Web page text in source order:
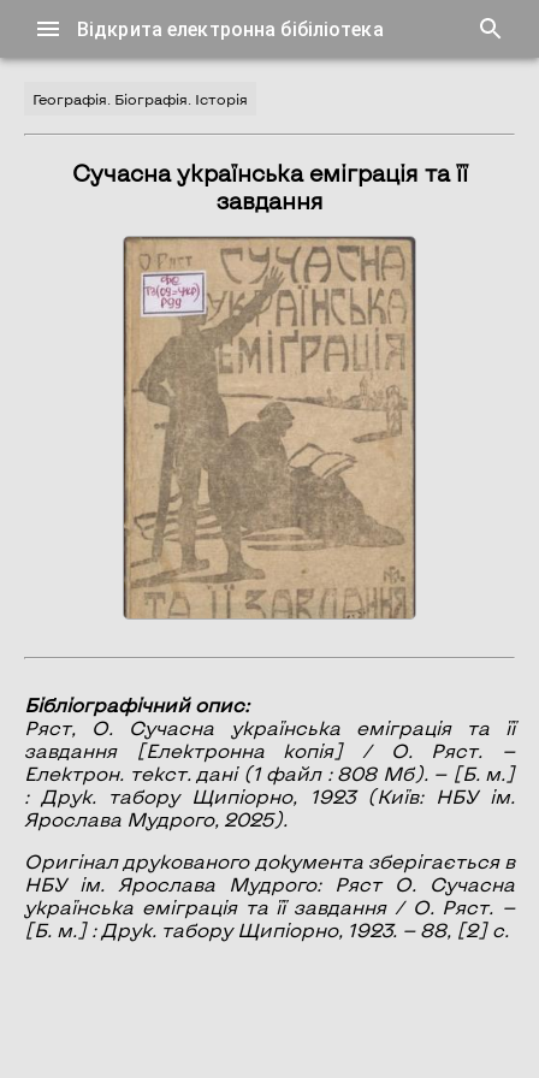
Відкрита електронна бібіліотека
Географія. Біографія. Історія
Сучасна українська еміграція та її
завдання
Бібліографічний опис:
Ряст, О. Сучасна українська еміграція та її
завдання[Електронна копія] / О. Ряст. —
Електрон. текст. дані (1 файл : 808 Мб). — [Б. м.]
: Друк. табору Щипіорно, 1923 (Київ: НБУ ім.
Ярослава Мудрого, 2025).
Оригінал друкованого документа зберігається в
НБУ ім. Ярослава Мудрого: Ряст О. Сучасна
українська еміграція та її завдання / О. Ряст. —
[Б. м.] : Друк. табору Щипіорно, 1923. — 88, [2] с.